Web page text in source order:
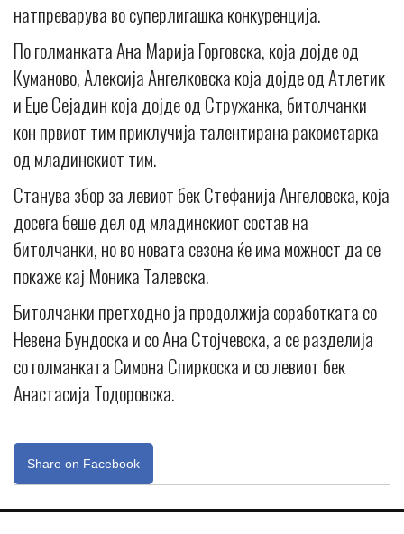
натпреварува во суперлигашка конкуренција.
По голманката Ана Марија Горговска, која дојде од
Куманово, Алексија Ангелковска која дојде од Атлетик
и Еџе Сејадин која дојде од Стружанка, битолчанки
кон првиот тим приклучија талентирана ракометарка
од младинскиот тим.
Станува збор за левиот бек Стефанија Ангеловска, која
досега беше дел од младинскиот состав на
битолчанки, но во новата сезона ќе има можност да се
покаже кај Моника Талевска.
Битолчанки претходно ја продолжија соработката со
Невена Бундоска и со Ана Стојчевска, а се разделија
со голманката Симона Спиркоска и со левиот бек
Анастасија Тодоровска.
Share on Facebook